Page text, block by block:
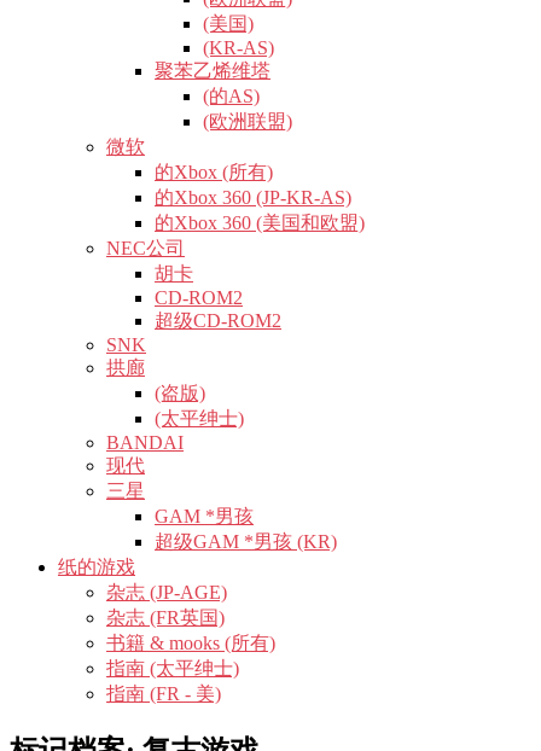
(美国)
(KR-AS)
聚苯乙烯维塔
(的AS)
(欧洲联盟)
微软
的Xbox (所有)
的Xbox 360 (JP-KR-AS)
的Xbox 360 (美国和欧盟)
NEC公司
胡卡
CD-ROM2
超级CD-ROM2
SNK
拱廊
(盗版)
(太平绅士)
BANDAI
现代
三星
GAM *男孩
超级GAM *男孩 (KR)
纸的游戏
杂志 (JP-AGE)
杂志 (FR英国)
书籍 & mooks (所有)
指南 (太平绅士)
指南 (FR - 美)